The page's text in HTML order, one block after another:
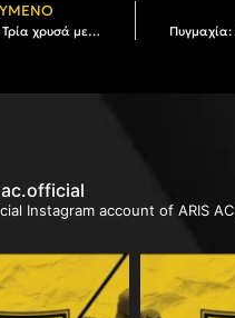
Πυγμαχία: Τρία χρυσά μετάλλια οι πυγμάχοι του ΑΡΗ στη Σλοβακία (pics)
Instagram account of ARIS AC|